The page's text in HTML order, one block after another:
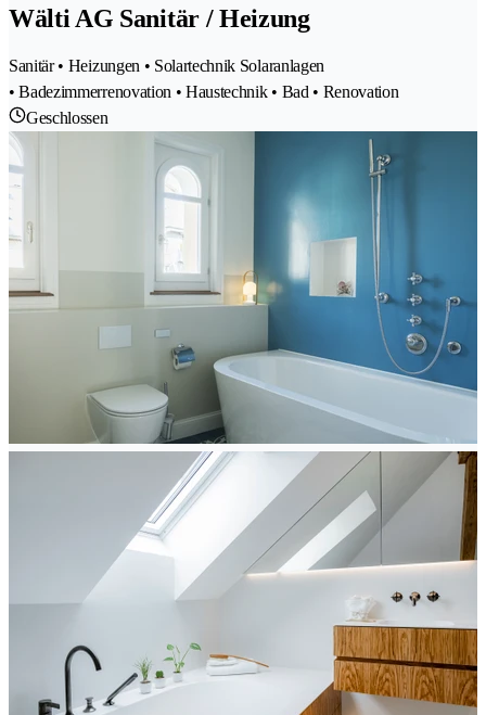
Wälti AG Sanitär / Heizung
Sanitär • Heizungen • Solartechnik Solaranlagen
• Badezimmerrenovation • Haustechnik • Bad • Renovation
Geschlossen